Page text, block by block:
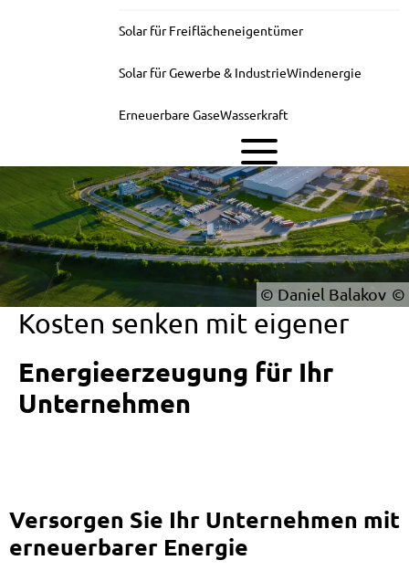
Solar für Freiflächeneigentümer
Solar für Gewerbe & IndustrieWindenergie
Erneuerbare GaseWasserkraft
© Daniel Balakov
Kosten senken mit eigener
Energieerzeugung für Ihr
Unternehmen
Versorgen Sie Ihr Unternehmen mit
erneuerbarer Energie